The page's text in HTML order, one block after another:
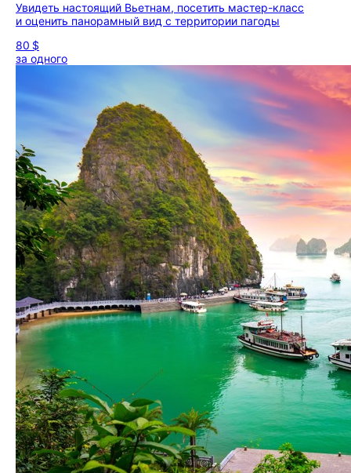
Увидеть настоящий Вьетнам, посетить мастер-класс
и оценить панорамный вид с территории пагоды
80 $
за одного